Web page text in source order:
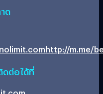
ด
http://m.me/
ดต่อได้ที่